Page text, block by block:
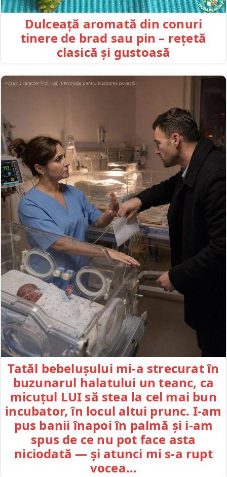
Dulceață aromată din conuri
tinere de brad sau pin – rețetă
clasică și gustoasă
Tatăl bebelușului mi-a strecurat în
buzunarul halatului un teanc, ca
micuțul LUI să stea la cel mai bun
incubator, în locul altui prunc. I-am
pus banii înapoi în palmă și i-am
spus de ce nu pot face asta
niciodată — și atunci mi s-a rupt
vocea…